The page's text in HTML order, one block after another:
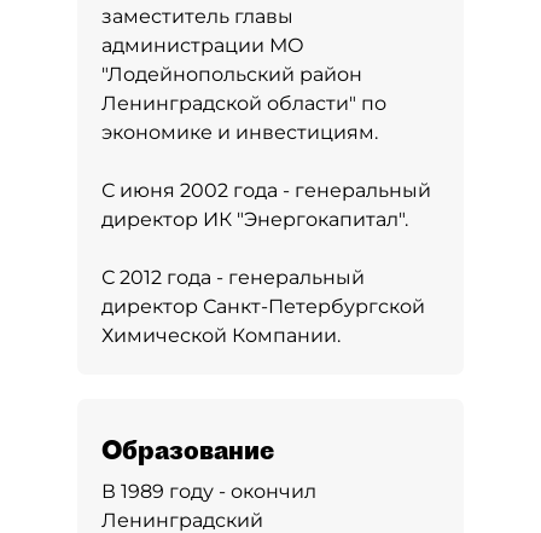
заместитель главы
администрации МО
"Лодейнопольский район
Ленинградской области" по
экономике и инвестициям.
С июня 2002 года - генеральный
директор ИК "Энергокапитал".
С 2012 года - генеральный
директор Санкт-Петербургской
Химической Компании.
Образование
В 1989 году - окончил
Ленинградский